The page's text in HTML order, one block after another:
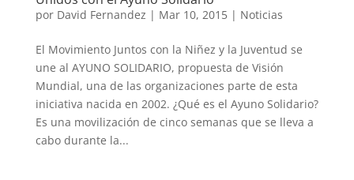
por David Fernandez | Mar 10, 2015| Noticias
El Movimiento Juntos con la Niñez y la Juventud se
une al AYUNO SOLIDARIO, propuesta de Visión
Mundial, una de las organizaciones parte de esta
iniciativa nacida en 2002. ¿Qué es el Ayuno Solidario?
Es una movilización de cinco semanas que se lleva a
cabo durante la...